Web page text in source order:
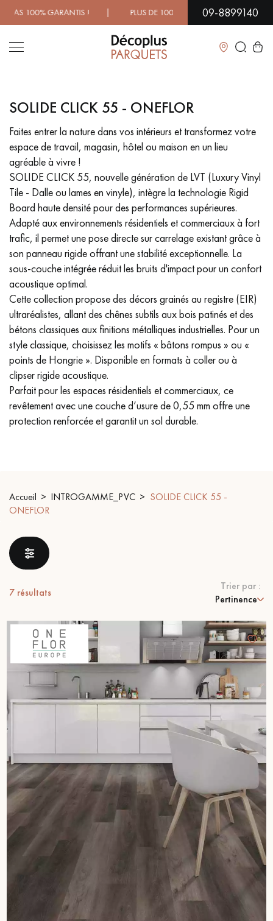
! | PLUS DE 1000 MODÈLES À DÉCOUVRIR EN
09-8899140
Fermer
LES RECHERCHES LES PLUS COURANTES
PARQUET MASSIF
PARQUET CONTRECOLLÉ -
SOL PLAQUÉ BOIS VERITABLES
PARQUETS À MOTIFS
TRADITIONNELS
PARQUET EN BOIS EXOTIQUE PARQUET VERNIS
PARQUET HUILÉ PARQUET EN BOIS BRUT
PARQUET VIEILLI
PARQUET LAMES LARGES XXL PARQUET EN CHÊNE
ACCESSOIRES PARQUET
D'INTÉRIEUR
Nos conseillers sont disponibles au
09-8899140
Nos experts sont à votre disposition pour vous guider pas à
pas dans le choix et la pose de votre parquet.
Un expert Décoplus Parquets vous appelle
Demandez un rendez-vous personnalisé
Obtenez un devis gratuit !
SOLIDE CLICK 55 - ONEFLOR
Faites entrer la nature dans vos intérieurs et transformez votre
espace de travail, magasin, hôtel ou maison en un lieu
agréable à vivre !
SOLIDE CLICK 55, nouvelle génération de LVT (Luxury Vinyl
Tile - Dalle ou lames en vinyle), intègre la technologie Rigid
Board haute densité pour des performances supérieures.
Adapté aux environnements résidentiels et commerciaux à fort
trafic, il permet une pose directe sur carrelage existant grâce à
son panneau rigide offrant une stabilité exceptionnelle. La
sous-couche intégrée réduit les bruits d'impact pour un confort
acoustique optimal.
Cette collection propose des décors grainés au registre (EIR)
ultraréalistes, allant des chênes subtils aux bois patinés et des
bétons classiques aux finitions métalliques industrielles. Pour un
style classique, choisissez les motifs « bâtons rompus » ou «
points de Hongrie ». Disponible en formats à coller ou à
clipser rigide acoustique.
Parfait pour les espaces résidentiels et commerciaux, ce
revêtement avec une couche d’usure de 0,55 mm offre une
protection renforcée et garantit un sol durable.
Accueil INTROGAMME_PVC
SOLIDE CLICK 55 -
ONEFLOR
7 résultats
Trier par :
Pertinence